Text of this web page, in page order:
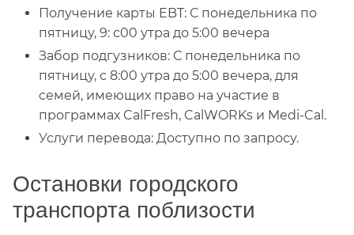
Получение карты EBT: С понедельника по
пятницу, 9: с00 утра до 5:00 вечера​​
Забор подгузников: С понедельника по
пятницу, с 8:00 утра до 5:00 вечера, для
семей, имеющих право на участие в
программах CalFresh, CalWORKs и Medi-Cal.​​
Услуги перевода: Доступно по запросу.​​
Остановки городского
транспорта поблизости​​